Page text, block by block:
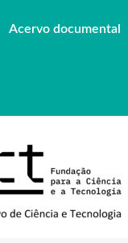
Acervo documental